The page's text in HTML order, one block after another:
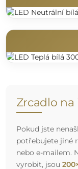
Zrcadlo
Pokud jste
potřebujete jiné
nebo e-mailem.
vyrobit, jsou